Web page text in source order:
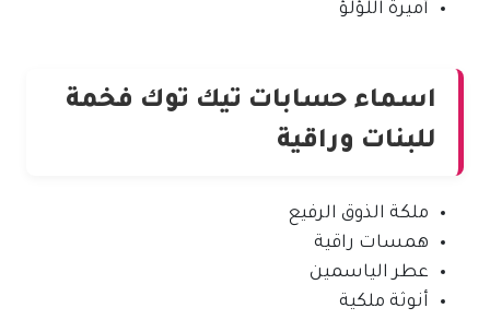
أميرة اللؤلؤ
اسماء حسابات تيك توك فخمة
للبنات وراقية
ملكة الذوق الرفيع
همسات راقية
عطر الياسمين
أنوثة ملكية